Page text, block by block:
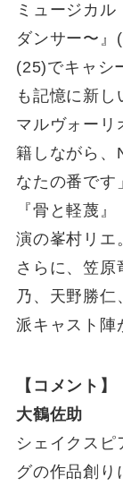
ミュージカル
ダンサー〜』
(25)でキャシ
も記憶に新し
マルヴォー
籍しながら、
なたの番です
『骨と軽蔑
演の峯村リエ
さらに、笠原
乃、天野勝仁
派キャスト陣
【コメント】
大鶴佐助
シェイクスピ
グの作品創り